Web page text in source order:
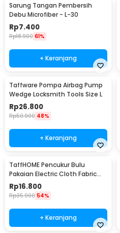
Sarung Tangan Pembersih
Debu Microfiber - L-30
Rp7.400
Rp18.900 61%
+ Keranjang
Taffware Pompa Airbag Pump
Wedge Locksmith Tools Size L
Rp26.800
Rp50.900 48%
+ Keranjang
TaffHOME Pencukur Bulu
Pakaian Electric Cloth Fabric
Shaver - FL-188
Rp16.800
Rp35.900 54%
+ Keranjang